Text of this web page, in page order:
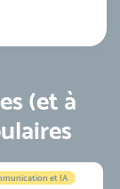
(et à
et IA